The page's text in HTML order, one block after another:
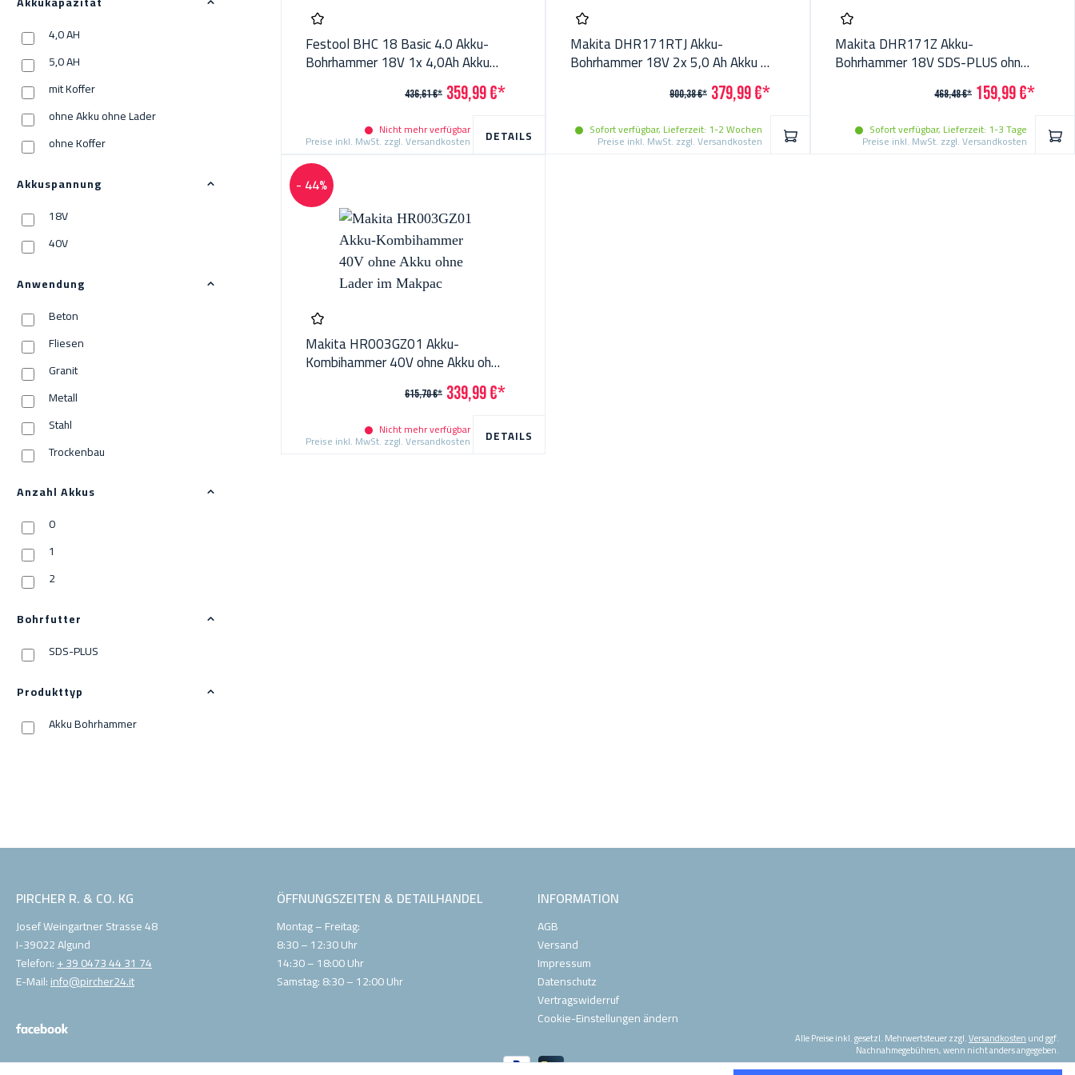
4,0 AH
5,0 AH
mit Koffer
ohne Akku ohne Lader
ohne Koffer
Akkuspannung
18V
40V
Anwendung
Beton
Fliesen
Granit
Metall
Stahl
Trockenbau
Anzahl Akkus
0
1
2
Bohrfutter
SDS-PLUS
Produkttyp
Akku Bohrhammer
Festool BHC 18 Basic 4.0 Akku-
Bohrhammer 18V 1x 4,0Ah Akku
359,99 €*
436,61 €*
Nicht mehr verfügbar
Preise inkl. MwSt. zzgl. Versandkosten DETAILS
Makita DHR171RTJ Akku-
Bohrhammer 18V 2x 5,0 Ah Akku +
379,99 €*
900,38 €*
Sofort verfügbar, Lieferzeit: 1-2 Wochen
Preise inkl. MwSt. zzgl. Versandkosten IN DEN WARENKORB
Makita DHR171Z Akku-
Bohrhammer 18V SDS-PLUS ohne
Akku ohne Lader im Karton159,99 €*
468,48 €*
Sofort verfügbar, Lieferzeit: 1-3 Tage
Preise inkl. MwSt. zzgl. Versandkosten IN
- 44%
Makita HR003GZ01 Akku-
Kombihammer 40V ohne Akku ohne
339,99 €*
615,70 €*
Nicht mehr verfügbar
Preise inkl. MwSt. zzgl. Versandkosten DETAILS
PIRCHER R. & CO. KG
Josef Weingartner Strasse 48
I-39022 Algund
Telefon:+ 39 0473 44 31 74
E-Mail:info@pircher24.it
ÖFFNUNGSZEITEN & DETAILHANDEL
Montag – Freitag:
8:30 – 12:30 Uhr
14:30 – 18:00 Uhr
Samstag: 8:30 – 12:00 Uhr
INFORMATION
AGB
Versand
Impressum
Datenschutz
Vertragswiderruf
Cookie-Einstellungen ändern
Alle Preise inkl. gesetzl. Mehrwertsteuer zzgl.Versandkostenund ggf.
Nachnahmegebühren, wenn nicht anders angegeben.